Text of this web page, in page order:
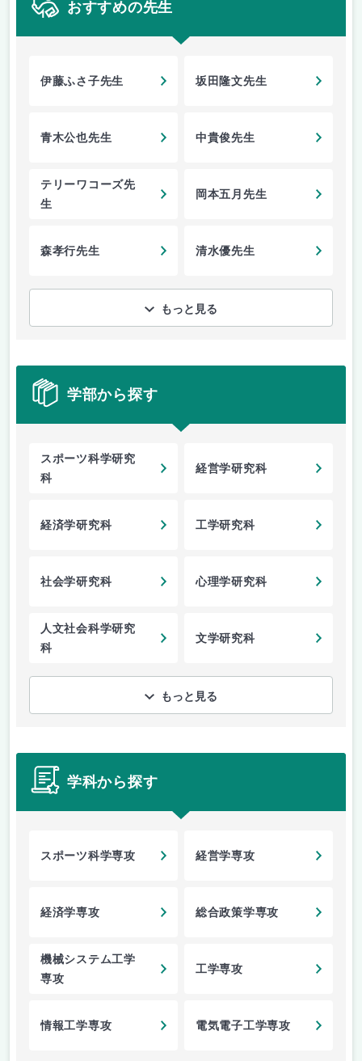
おすすめの先生
伊藤ふさ子先生 坂田隆文先生
青木公也先生 中貴俊先生
テリーワコーズ先
生
岡本五月先生
森孝行先生 清水優先生
もっと見る
学部から探す
スポーツ科学研究
科
経営学研究科
経済学研究科 工学研究科
社会学研究科 心理学研究科
人文社会科学研究
科
文学研究科
もっと見る
学科から探す
スポーツ科学専攻 経営学専攻
経済学専攻 総合政策学専攻
機械システム工学
専攻
工学専攻
情報工学専攻 電気電子工学専攻